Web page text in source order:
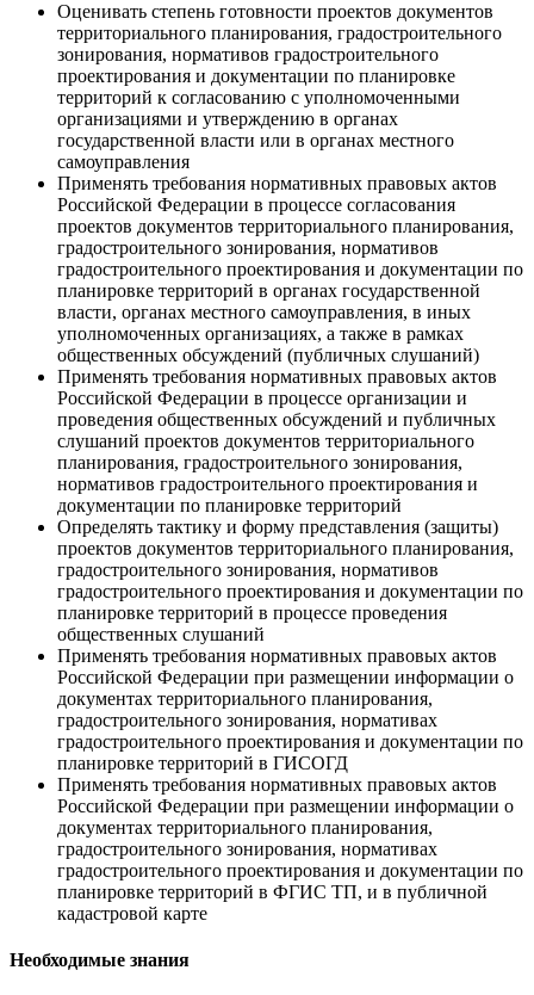
Оценивать степень готовности проектов документов
территориального планирования, градостроительного
зонирования, нормативов градостроительного
проектирования и документации по планировке
территорий к согласованию с уполномоченными
организациями и утверждению в органах
государственной власти или в органах местного
самоуправления
Применять требования нормативных правовых актов
Российской Федерации в процессе согласования
проектов документов территориального планирования,
градостроительного зонирования, нормативов
градостроительного проектирования и документации по
планировке территорий в органах государственной
власти, органах местного самоуправления, в иных
уполномоченных организациях, а также в рамках
общественных обсуждений (публичных слушаний)
Применять требования нормативных правовых актов
Российской Федерации в процессе организации и
проведения общественных обсуждений и публичных
слушаний проектов документов территориального
планирования, градостроительного зонирования,
нормативов градостроительного проектирования и
документации по планировке территорий
Определять тактику и форму представления (защиты)
проектов документов территориального планирования,
градостроительного зонирования, нормативов
градостроительного проектирования и документации по
планировке территорий в процессе проведения
общественных слушаний
Применять требования нормативных правовых актов
Российской Федерации при размещении информации о
документах территориального планирования,
градостроительного зонирования, нормативах
градостроительного проектирования и документации по
планировке территорий в ГИСОГД
Применять требования нормативных правовых актов
Российской Федерации при размещении информации о
документах территориального планирования,
градостроительного зонирования, нормативах
градостроительного проектирования и документации по
планировке территорий в ФГИС ТП, и в публичной
кадастровой карте
Необходимые знания